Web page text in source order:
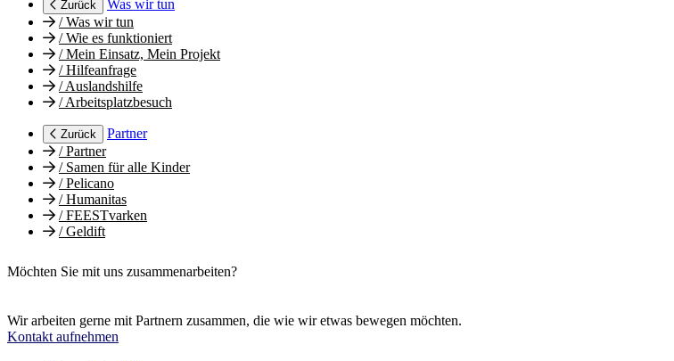
Zurück
Was wir tun
/Was wir tun
/Wie es funktioniert
/Mein Einsatz, Mein Projekt
/Hilfeanfrage
/Auslandshilfe
/Arbeitsplatzbesuch
Zurück
Partner
/Partner
/Samen für alle Kinder
/Pelicano
/Humanitas
/FEESTvarken
/Geldift
Möchten Sie mit uns zusammenarbeiten?
Wir arbeiten gerne mit Partnern zusammen, die wie wir etwas bewegen möchten.
Kontakt aufnehmen